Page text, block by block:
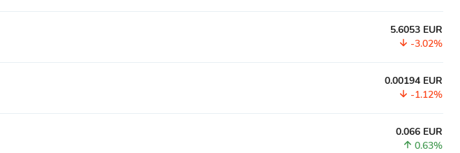
5.6053 EUR
-3.02%
0.00194 EUR
-1.12%
0.066 EUR
0.63%